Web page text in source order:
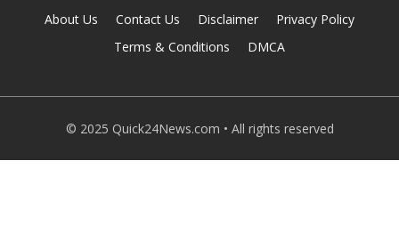
About Us Contact Us Disclaimer
Privacy Policy
Terms & Conditions
DMCA
© 2025 Quick24News.com • All rights reserved